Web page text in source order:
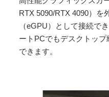
RTX 5090/RTX 4090）を
（eGPU）として接続で
ートPCでもデスクトッ
できます。